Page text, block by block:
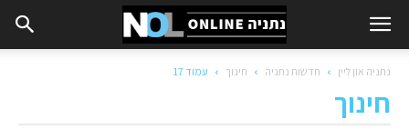
נתניה און ליין חדשות נתניה חינוך עמוד 17
חינוך